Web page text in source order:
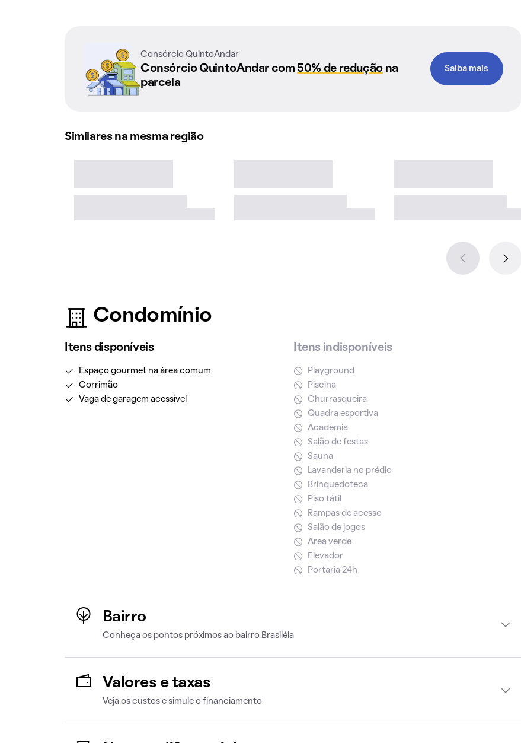
Consórcio QuintoAndar
Consórcio QuintoAndar com 50% de reduçãona
parcela
Saiba mais
Similares na mesma região
Condomínio
Itens disponíveis
Espaço gourmet na área comum
Corrimão
Vaga de garagem acessível
Itens indisponíveis
Playground
Piscina
Churrasqueira
Quadra esportiva
Academia
Salão de festas
Sauna
Lavanderia no prédio
Brinquedoteca
Piso tátil
Rampas de acesso
Salão de jogos
Área verde
Elevador
Portaria 24h
Bairro
Conheça os pontos próximos ao bairro Brasiléia
Valores e taxas
Veja os custos e simule o financiamento